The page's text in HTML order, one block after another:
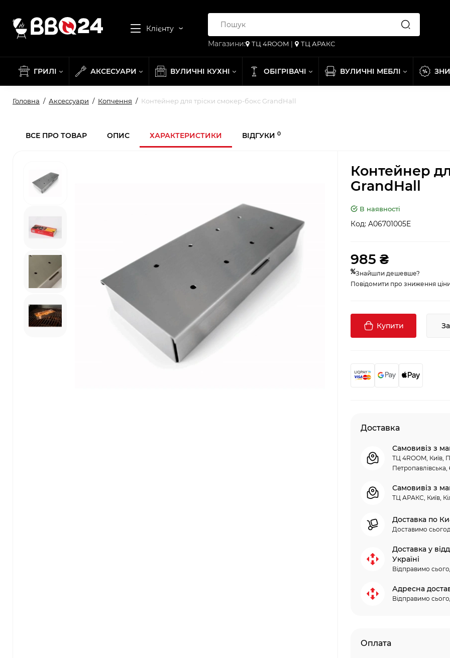
Клієнту
Магазини:
ТЦ 4ROOM | ТЦ АРАКС
ГРИЛІ АКСЕСУАРИ ВУЛИЧНІ КУХНІ ОБІГРІВАЧІ ВУЛИЧНІ МЕБЛІ
Головна Аксессуари Копчення Контейнер для тріски смокер-бокс GrandHall
ВСЕ ПРО ТОВАР ОПИС ХАРАКТЕРИСТИКИ ВІДГУКИ 0
Контейнер
GrandHall
В наявності
Код: A06701005E
985 ₴
Знайшли дешевше?
Повідомити про зниження ціни,
Купити
Доставка
Самовивіз з
ТЦ 4ROOM, Київ,
Петропавлівська,
Самовивіз з
ТЦ АРАКС, Київ,
Доставка по
Доставимо
Доставка у
Україні
Відправимо
Адресна
Відправимо
Оплата